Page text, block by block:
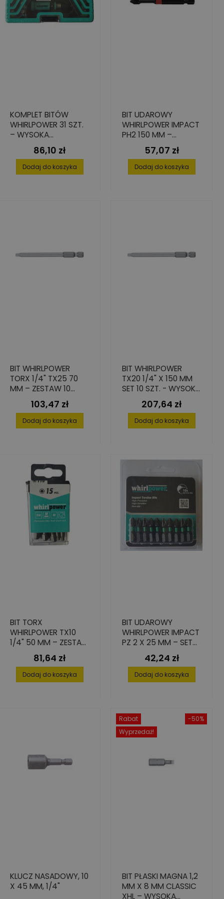
KOMPLET BITÓW
WHIRLPOWER 31 SZT.
– WYSOKA
TRWAŁOŚĆ I
PRECYZJA
Cena
86,10 zł
Dodaj do koszyka
BIT UDAROWY
WHIRLPOWER IMPACT
PH2 150 MM –
WYSOKA TRWAŁOŚĆ I
PRECYZJA
Cena
57,07 zł
Dodaj do koszyka
BIT WHIRLPOWER
TORX 1/4" TX25 70
MM – ZESTAW 10
SZTUK ZE STALI S2
Cena
103,47 zł
Dodaj do koszyka
BIT WHIRLPOWER
TX20 1/4" X 150 MM
SET 10 SZT. - WYSOKA
PRECYZJA
Cena
207,64 zł
Dodaj do koszyka
BIT TORX
WHIRLPOWER TX10
1/4" 50 MM – ZESTAW
Cena
81,64 zł
Dodaj do koszyka
BIT UDAROWY
WHIRLPOWER IMPACT
PZ 2 X 25 MM – SET
10 SZTUKCena
42,24 zł
Dodaj do koszyka
KLUCZ NASADOWY, 10
X 45 MM, 1/4"
-50%
Rabat
Wyprzedaż!
BIT PŁASKI MAGNA 1,2
MM X 8 MM CLASSIC
XHL – WYSOKA